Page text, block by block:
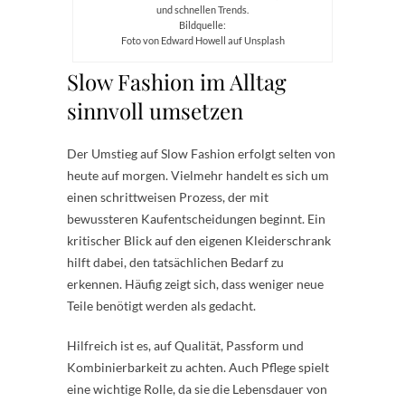
und schnellen Trends.
Bildquelle:
Foto von Edward Howell auf Unsplash
Slow Fashion im Alltag
sinnvoll umsetzen
Der Umstieg auf Slow Fashion erfolgt selten von
heute auf morgen. Vielmehr handelt es sich um
einen schrittweisen Prozess, der mit
bewussteren Kaufentscheidungen beginnt. Ein
kritischer Blick auf den eigenen Kleiderschrank
hilft dabei, den tatsächlichen Bedarf zu
erkennen. Häufig zeigt sich, dass weniger neue
Teile benötigt werden als gedacht.
Hilfreich ist es, auf Qualität, Passform und
Kombinierbarkeit zu achten. Auch Pflege spielt
eine wichtige Rolle, da sie die Lebensdauer von